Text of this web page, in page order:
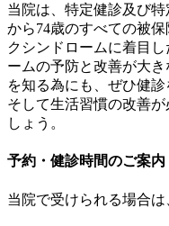
当院は、特定健診及び
から74歳のすべての被
クシンドロームに着目
ームの予防と改善が大
を知る為にも、ぜひ健診
そして生活習慣の改善
しょう。
予約・健診時間のご案内
当院で受けられる場合は